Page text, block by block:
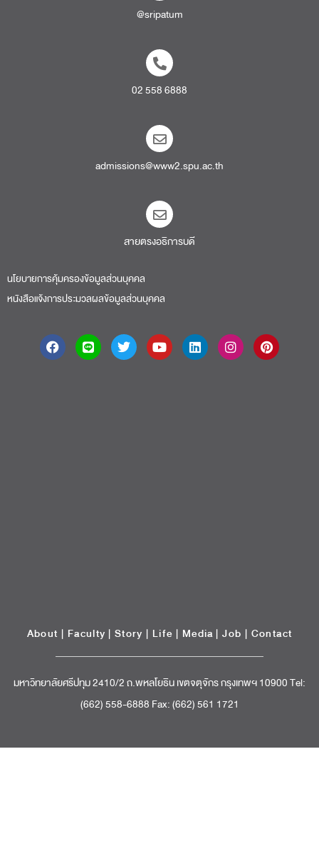
@sripatum
02 558 6888
admissions@www2.spu.ac.th
สายตรงอธิการบดี​
นโยบายการคุ้มครองข้อมูลส่วนบุคคล
หนังสือแจ้งการประมวลผลข้อมูลส่วนบุคคล